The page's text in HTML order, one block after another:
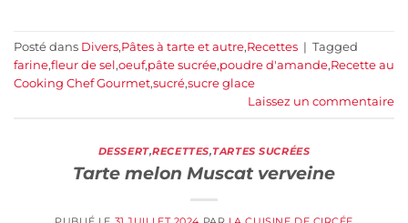
Posté dans Divers,Pâtes à tarte et autre,Recettes | Tagged
farine,fleur de sel,oeuf,pâte sucrée,poudre d'amande,Recette au
Cooking Chef Gourmet,sucré,sucre glace
Laissez un commentaire
DESSERT,RECETTES,TARTES SUCRÉES
Tarte melon Muscat verveine